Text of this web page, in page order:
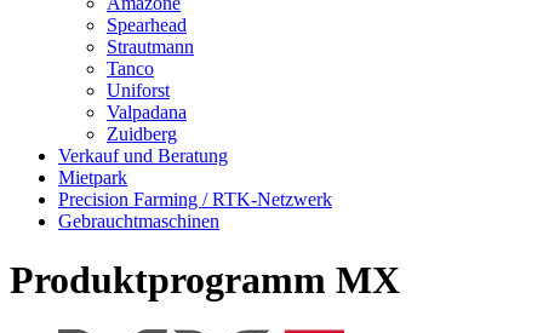
Spearhead
Strautmann
Tanco
Uniforst
Valpadana
Zuidberg
Verkauf und Beratung
Mietpark
Precision Farming / RTK-Netzwerk
Gebrauchtmaschinen
Produktprogramm MX